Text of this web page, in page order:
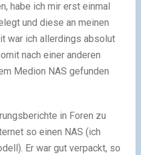
habe ich mir erst einmal
und diese an meinen
war ich allerdings absolut
nach einer anderen
Medion NAS gefunden
in Foren zu
so einen NAS (ich
Er war gut verpackt, so